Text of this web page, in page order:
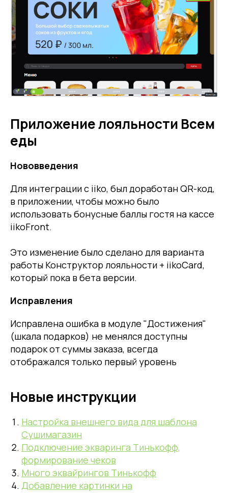
Приложение лояльности Всем
еды
Нововведения
Для интеграции с iiko, был доработан QR-код,
в приложении, чтобы можно было
использовать бонусные баллы гостя на кассе
iikoFront.
Это изменение было сделано для варианта
работы Конструктор лояльности + iikoCard,
который пока в бета версии.
Исправления
Исправлена ошибка в модуле "Достижения"
(шкала подарков) не менялся доступны
подарок от суммы заказа, всегда
отображался только первый уровень
Новые инструкции
Настройка внешнего вида для шаблона
Сушимагазин
Подключение экваринга Тинькофф,
формирование чеков
Много эквайрингов Тинькофф
Добавление картинки на